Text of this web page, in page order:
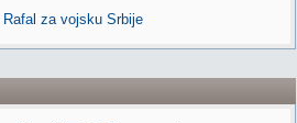
Rafal za vojsku Srbije